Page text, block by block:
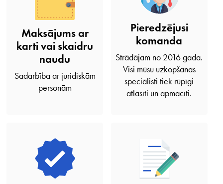
Maksājums ar
karti vai skaidru
naudu
Sadarbība ar juridiskām
personām
Pieredzējusi
komanda
Strādājam no 2016 gada.
Visi mūsu uzkopšanas
speciālisti tiek rūpīgi
atlasīti un apmācīti.